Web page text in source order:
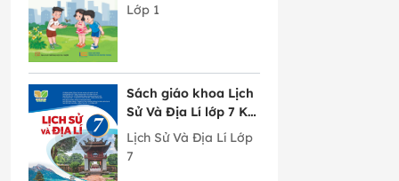
Lớp 1
Sách giáo khoa Lịch
Sử Và Địa Lí lớp 7 Kết
Nối Tri Thức Với
Cuộc Sống
Lịch Sử Và Địa Lí Lớp
7